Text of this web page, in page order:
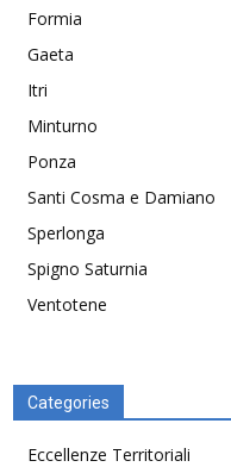
Formia
Gaeta
Itri
Minturno
Ponza
Santi Cosma e Damiano
Sperlonga
Spigno Saturnia
Ventotene
Categories
Eccellenze Territoriali